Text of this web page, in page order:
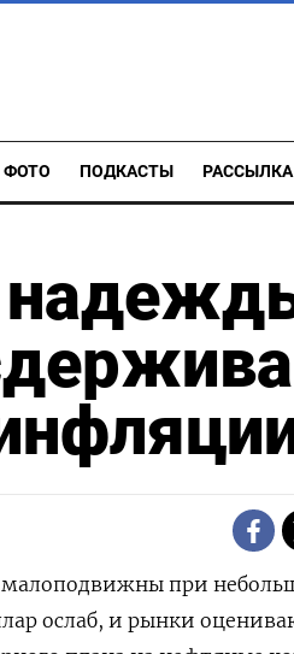
ФОТО ПОДКАСТЫ РАССЫЛКА
при
ослаб, и рынки